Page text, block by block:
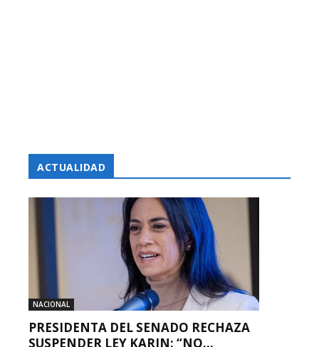
ACTUALIDAD
NACIONAL
PRESIDENTA DEL SENADO RECHAZA
SUSPENDER LEY KARIN: “NO...